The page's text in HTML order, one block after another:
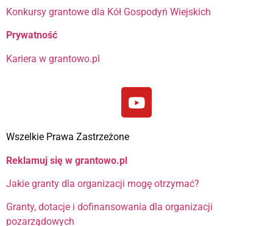
Konkursy grantowe dla Kół Gospodyń Wiejskich
Prywatność
Kariera w grantowo.pl
Wszelkie Prawa Zastrzeżone
Reklamuj się w grantowo.pl
Jakie granty dla organizacji mogę otrzymać?
Granty, dotacje i dofinansowania dla organizacji
pozarządowych